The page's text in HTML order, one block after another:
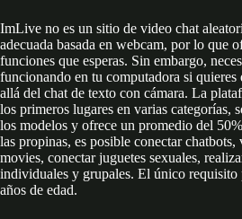
ImLive no es un sitio de video chat
adecuada basada en webcam, por lo que
funciones que esperas. Sin embargo,
funcionando en tu computadora si quieres
allá del chat de texto con cámara. La
los primeros lugares en varias categorías,
los modelos y ofrece un promedio del
las propinas, es posible conectar chatbots,
movies, conectar juguetes sexuales,
individuales y grupales. El único requisito
años de edad.